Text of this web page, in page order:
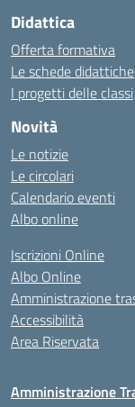
Didattica
Offerta formativa
Le schede didattiche
I progetti delle classi
Novità
Le notizie
Le circolari
Calendario eventi
Albo online
Iscrizioni Online
Albo Online
Amministrazione
Accessibilità
Area Riservata
Amministrazione